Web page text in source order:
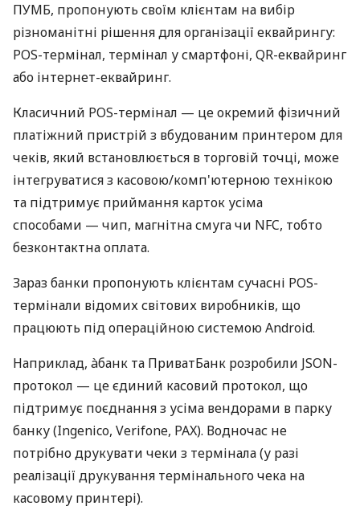
ПУМБ, пропонують своїм клієнтам на вибір
різноманітні рішення для організації еквайрингу:
POS-термінал, термінал у смартфоні, QR-еквайринг
або інтернет-еквайринг.
Класичний POS-термінал — це окремий фізичний
платіжний пристрій з вбудованим принтером для
чеків, який встановлюється в торговій точці, може
інтегруватися з касовою/комп'ютерною технікою
та підтримує приймання карток усіма
способами — чип, магнітна смуга чи NFC, тобто
безконтактна оплата.
Зараз банки пропонують клієнтам сучасні POS-
термінали відомих світових виробників, що
працюють під операційною системою Android.
Наприклад, àбанк та ПриватБанк розробили JSON-
протокол — це єдиний касовий протокол, що
підтримує поєднання з усіма вендорами в парку
банку (Ingenico, Verifone, PAX). Водночас не
потрібно друкувати чеки з термінала (у разі
реалізації друкування термінального чека на
касовому принтері).